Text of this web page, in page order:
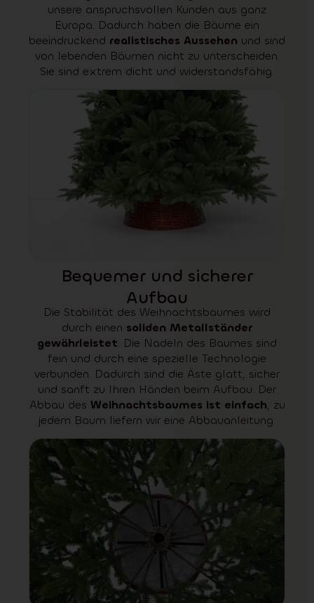
unsere anspruchsvollen Kunden aus ganz
Europa. Dadurch haben die Bäume ein
beeindruckend realistisches Aussehen und sind
von lebenden Bäumen nicht zu unterscheiden.
Sie sind extrem dicht und widerstandsfähig.
Bequemer und sicherer
Aufbau
Die Stabilität des Weihnachtsbaumes wird
durch einen soliden Metallständer
gewährleistet. Die Nadeln des Baumes sind
fein und durch eine spezielle Technologie
verbunden. Dadurch sind die Äste glatt, sicher
und sanft zu Ihren Händen beim Aufbau. Der
Abbau des Weihnachtsbaumes ist einfach, zu
jedem Baum liefern wir eine Abbauanleitung.